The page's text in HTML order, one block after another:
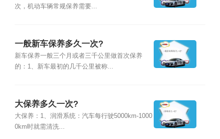
次，机动车辆常规保养需要...
一般新车保养多久一次?
新车保养一般三个月或者三千公里做首次保养
的：1、新车最初的几千公里被称...
大保养多久一次?
大保养：1、润滑系统：汽车每行驶5000km-1000
0km时就需清洗...